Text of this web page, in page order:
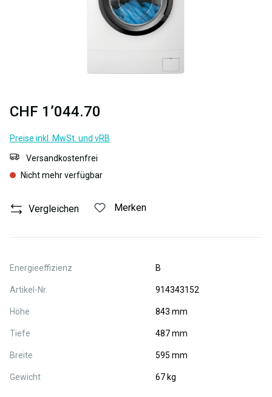
CHF 1’044.70
Preise inkl. MwSt. und vRB
Versandkostenfrei
Nicht mehr verfügbar
Vergleichen Merken
Energieeffizienz B
Artikel-Nr. 914343152
Höhe 843 mm
Tiefe 487 mm
Breite 595 mm
Gewicht 67 kg